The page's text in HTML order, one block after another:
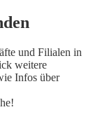
und Filialen in
weitere
Infos über